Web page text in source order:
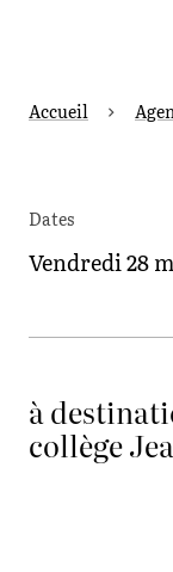
Accueil
Dates
Vendredi 28
à
collège